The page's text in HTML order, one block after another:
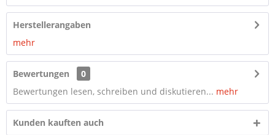
Herstellerangaben
mehr
Bewertungen
0
Bewertungen lesen, schreiben und diskutieren... mehr
Kunden kauften auch